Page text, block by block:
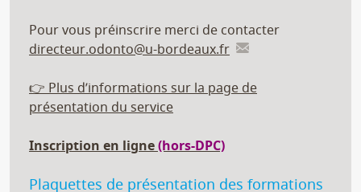
Pour vous préinscrire merci de contacter
directeur.odonto@u-bordeaux.fr
👉 Plus d’informations sur la page de
présentation du service
Inscription en ligne(hors-DPC)
Plaquettes de présentation des formations